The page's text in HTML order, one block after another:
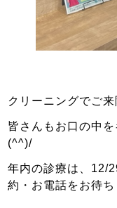
クリーニングでご来
皆さんもお口の中
(^^)/
年内の診療は、12/
約・お電話をお待